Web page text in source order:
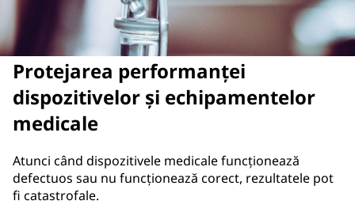
Protejarea performanței
dispozitivelor și echipamentelor
medicale
Atunci când dispozitivele medicale funcționează
defectuos sau nu funcționează corect, rezultatele pot
fi catastrofale.